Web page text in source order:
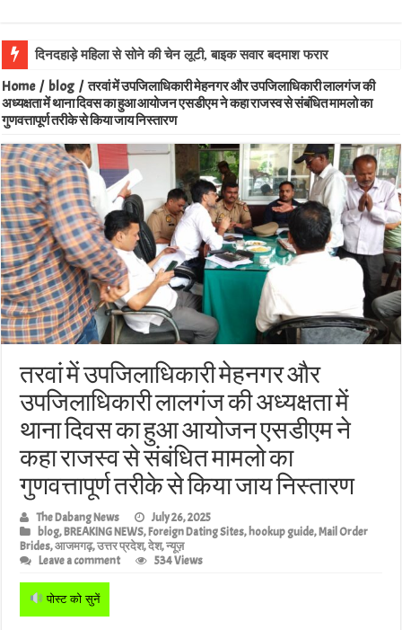
लालगंज की बेट
Home / blog / तरवां में उपजिलाधिकारी मेहनगर और उपजिलाधिकारी लालगंज की
अध्यक्षता में थाना दिवस का हुआ आयोजन एसडीएम ने कहा राजस्व से संबंधित मामलो का
गुणवत्तापूर्ण तरीके से किया जाय निस्तारण
तरवां में उपजिलाधिकारी मेहनगर और
उपजिलाधिकारी लालगंज की अध्यक्षता में
थाना दिवस का हुआ आयोजन एसडीएम ने
कहा राजस्व से संबंधित मामलो का
गुणवत्तापूर्ण तरीके से किया जाय निस्तारण
The Dabang News
July 26, 2025
blog,BREAKING NEWS,Foreign Dating Sites,hookup guide,Mail Order
Brides,आजमगढ़,उत्तर प्रदेश,देश,न्यूज़
Leave a comment
534 Views
पोस्ट को सुनें